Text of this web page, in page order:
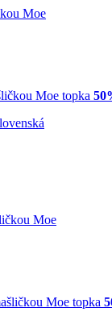
Moe
topka
Moe
topka